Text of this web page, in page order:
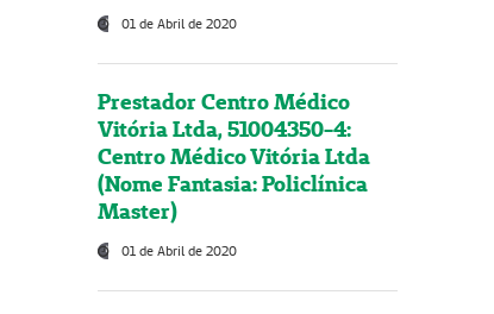
01 de Abril de 2020
Prestador Centro Médico
Vitória Ltda, 51004350-4:
Centro Médico Vitória Ltda
(Nome Fantasia: Policlínica
Master)
01 de Abril de 2020